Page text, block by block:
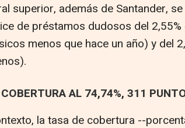
superior, además de Santander,
de préstamos dudosos del
menos que hace un año) y del
AL 74,74%, 311
la tasa de cobertura --